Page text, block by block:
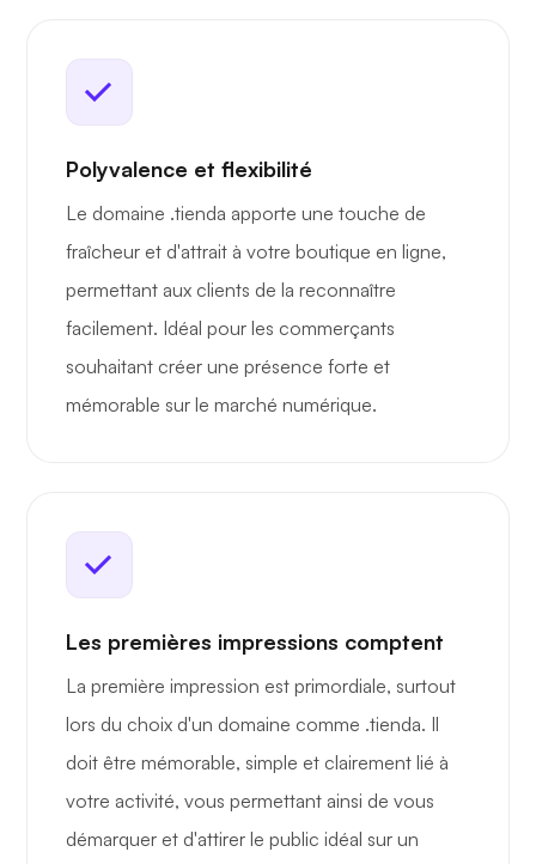
Polyvalence et flexibilité
Le domaine .tienda apporte une touche de
fraîcheur et d'attrait à votre boutique en ligne,
permettant aux clients de la reconnaître
facilement. Idéal pour les commerçants
souhaitant créer une présence forte et
mémorable sur le marché numérique.
Les premières impressions comptent
La première impression est primordiale, surtout
lors du choix d'un domaine comme .tienda. Il
doit être mémorable, simple et clairement lié à
votre activité, vous permettant ainsi de vous
démarquer et d'attirer le public idéal sur un